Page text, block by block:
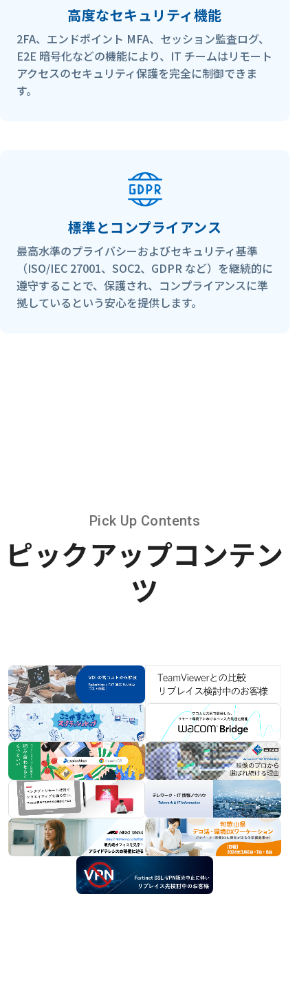
高度なセキュリティ機能
2FA、エンドポイント MFA、セッション監査ログ、
E2E 暗号化などの機能により、IT チームはリモート
アクセスのセキュリティ保護を完全に制御できま
す。
標準とコンプライアンス
最高水準のプライバシーおよびセキュリティ基準
（ISO/IEC 27001、SOC2、GDPR など）を継続的に
遵守することで、保護され、コンプライアンスに準
拠しているという安心を提供します。
Pick Up Contents
ピックアップコンテン
ツ